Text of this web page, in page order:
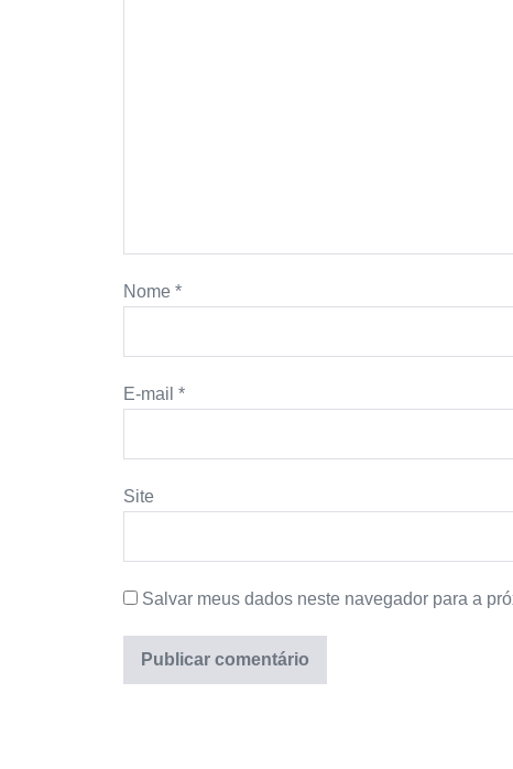
Nome *
E-mail *
Site
Salvar meus dados neste navegador para a